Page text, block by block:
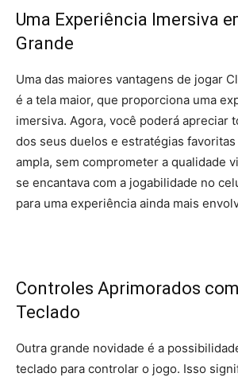
Uma Experiência Imersiva
Grande
Uma das maiores vantagens de jogar
é a tela maior, que proporciona uma
imersiva. Agora, você poderá apreciar
dos seus duelos e estratégias
ampla, sem comprometer a qualidade
se encantava com a jogabilidade no
para uma experiência ainda mais
Controles Aprimorados
Teclado
Outra grande novidade é a
teclado para controlar o jogo. Isso